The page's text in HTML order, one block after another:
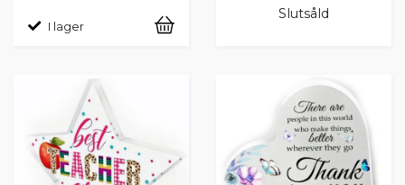
I lager
Slutsåld